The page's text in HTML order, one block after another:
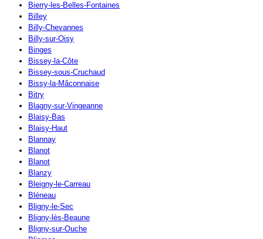
Bierry-les-Belles-Fontaines
Billey
Billy-Chevannes
Billy-sur-Oisy
Binges
Bissey-la-Côte
Bissey-sous-Cruchaud
Bissy-la-Mâconnaise
Bitry
Blagny-sur-Vingeanne
Blaisy-Bas
Blaisy-Haut
Blannay
Blanot
Blanot
Blanzy
Bleigny-le-Carreau
Bléneau
Bligny-le-Sec
Bligny-lès-Beaune
Bligny-sur-Ouche